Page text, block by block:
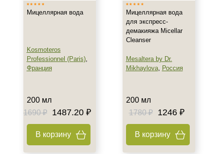
Флакон
SPF 25
SPF 30
Мицеллярная вода
Kosmoteros
Professionnel (Paris),
Франция
200 мл
1690 ₽
1487.20 ₽
В корзину
Мицеллярная вода
для экспресс-
демакияжа Micellar
Cleanser
Mesaltera by Dr.
Mikhaylova, Россия
200 мл
1780 ₽
1246 ₽
В корзину